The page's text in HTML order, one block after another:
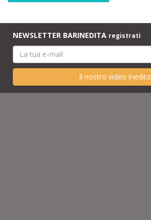
NEWSLETTER BARINEDITA registrati
Il nostro video inedito